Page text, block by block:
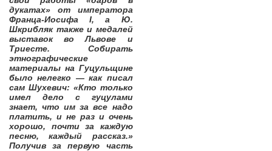
дукатах» от императора
Франца-Иосифа I, а Ю.
Шкрибляк также и медалей
выставок во Львове и
Триесте. Собирать
этнографические
материалы на Гуцульщине
было нелегко — как писал
сам Шухевич: «Кто только
имел дело с гуцулами
знает, что им за все надо
платить, и не раз и очень
хорошо, почти за каждую
песню, каждый рассказ.»
Получив за первую часть